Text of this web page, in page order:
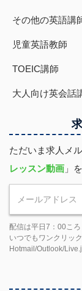
その他の英語講
児童英語教師
TOEIC講師
大人向け英会話
ただいま求人メ
レッスン動画 」
配信は平日7：00ころ
いつでもワンクリッ
Hotmail/Outlook/